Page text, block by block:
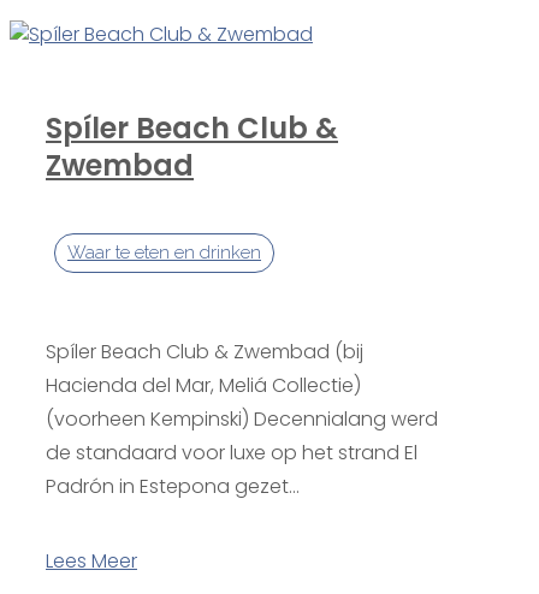
Spíler Beach Club &
Zwembad
Waar te eten en drinken
Spíler Beach Club & Zwembad (bij
Hacienda del Mar, Meliá Collectie)
(voorheen Kempinski) Decennialang werd
de standaard voor luxe op het strand El
Padrón in Estepona gezet...
Lees Meer